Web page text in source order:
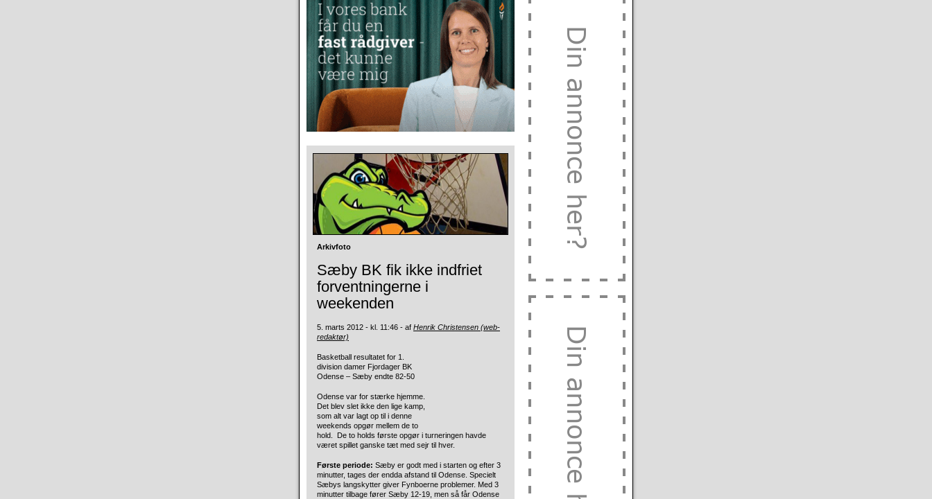
Arkivfoto
Sæby BK fik ikke indfriet
forventningerne i
weekenden
5. marts 2012 - kl. 11:46 - af Henrik Christensen (web-
redaktør)
Basketball resultatet for 1.
division damer Fjordager BK
Odense – Sæby endte 82-50
Odense var for stærke hjemme.
Det blev slet ikke den lige kamp,
som alt var lagt op til i denne
weekends opgør mellem de to
hold. De to holds første opgør i turneringen havde
været spillet ganske tæt med sejr til hver.
Første periode: Sæby er godt med i starten og efter 3
minutter, tages der endda afstand til Odense. Specielt
Sæbys langskytter giver Fynboerne problemer. Med 3
minutter tilbage fører Sæby 12-19, men så får Odense